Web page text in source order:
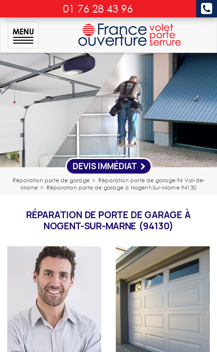
01 76 28 43 96
MENU
DEVIS IMMÉDIAT
Réparation porte de garage > Réparation porte de garage 94 Val-de-
Marne > Réparation porte de garage à Nogent-Sur-Marne 94130
RÉPARATION DE PORTE DE GARAGE À
NOGENT-SUR-MARNE (94130)